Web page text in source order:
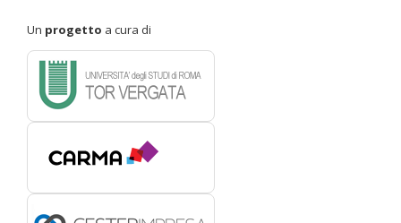
Un progetto a cura di